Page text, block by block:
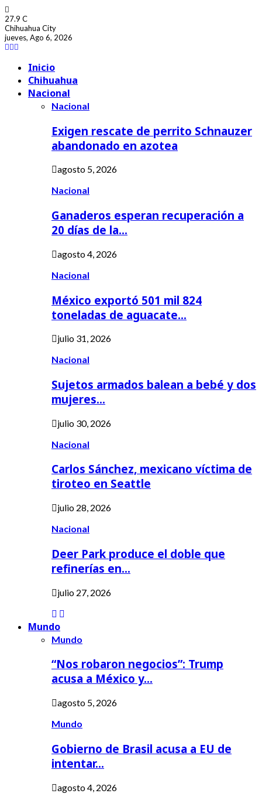
27.9 C
Chihuahua City
jueves, Ago 6, 2026
Facebook
Youtube
Inicio
Chihuahua
Nacional
Nacional
Exigen rescate de perrito Schnauzer
abandonado en azotea
agosto 5, 2026
Nacional
Ganaderos esperan recuperación a
20 días de la…
agosto 4, 2026
Nacional
México exportó 501 mil 824
toneladas de aguacate…
julio 31, 2026
Nacional
Sujetos armados balean a bebé y dos
mujeres…
julio 30, 2026
Nacional
Carlos Sánchez, mexicano víctima de
tiroteo en Seattle
julio 28, 2026
Nacional
Deer Park produce el doble que
refinerías en…
julio 27, 2026
Mundo
Mundo
“Nos robaron negocios”: Trump
acusa a México y…
agosto 5, 2026
Mundo
Gobierno de Brasil acusa a EU de
intentar…
agosto 4, 2026